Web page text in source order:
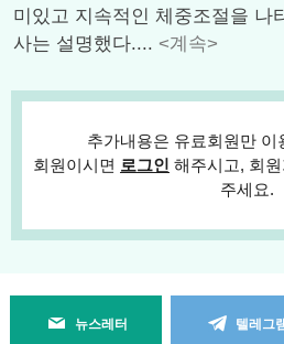
미있고 지속적인 체중조절을 나
사는 설명했다.... <계속>
추가내용은 유료회원만 이
회원이시면 로그인 해주시고, 회
주세요.
뉴스레터 텔레그